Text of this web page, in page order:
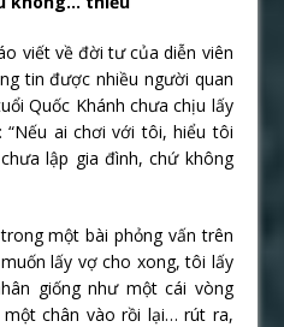
viết về đời tư của diễn viên
tin được nhiều người quan
Quốc Khánh chưa chịu lấy
ai chơi với tôi, hiểu tôi
lập gia đình, chứ không
một bài phỏng vấn trên
lấy vợ cho xong, tôi lấy
giống như một cái vòng
chân vào rồi lại… rút ra,